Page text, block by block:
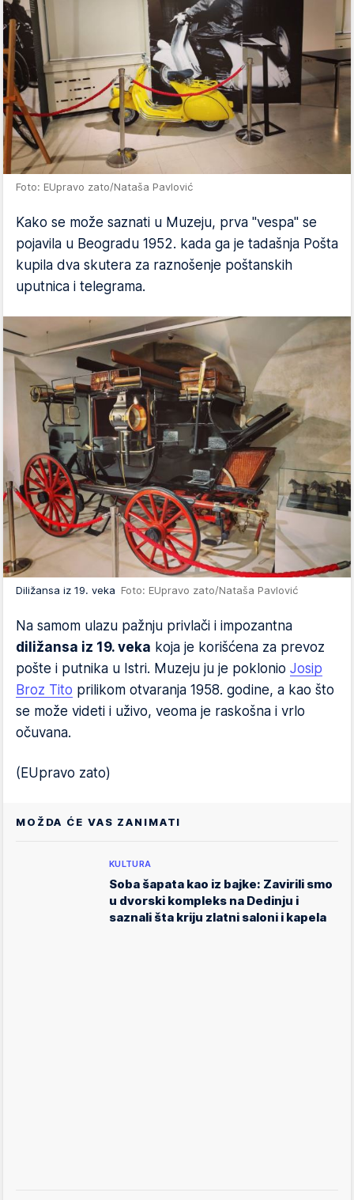
Foto: EUpravo zato/Nataša Pavlović
Kako se može saznati u Muzeju, prva "vespa" se
pojavila u Beogradu 1952. kada ga je tadašnja Pošta
kupila dva skutera za raznošenje poštanskih
uputnica i telegrama.
Diližansa iz 19. veka Foto: EUpravo zato/Nataša Pavlović
Na samom ulazu pažnju privlači i impozantna
diližansa iz 19. veka koja je korišćena za prevoz
pošte i putnika u Istri. Muzeju ju je poklonio Josip
Broz Tito prilikom otvaranja 1958. godine, a kao što
se može videti i uživo, veoma je raskošna i vrlo
očuvana.
(EUpravo zato)
MOŽDA ĆE VAS ZANIMATI
KULTURA
Soba šapata kao iz bajke: Zavirili smo
u dvorski kompleks na Dedinju i
saznali šta kriju zlatni saloni i kapela